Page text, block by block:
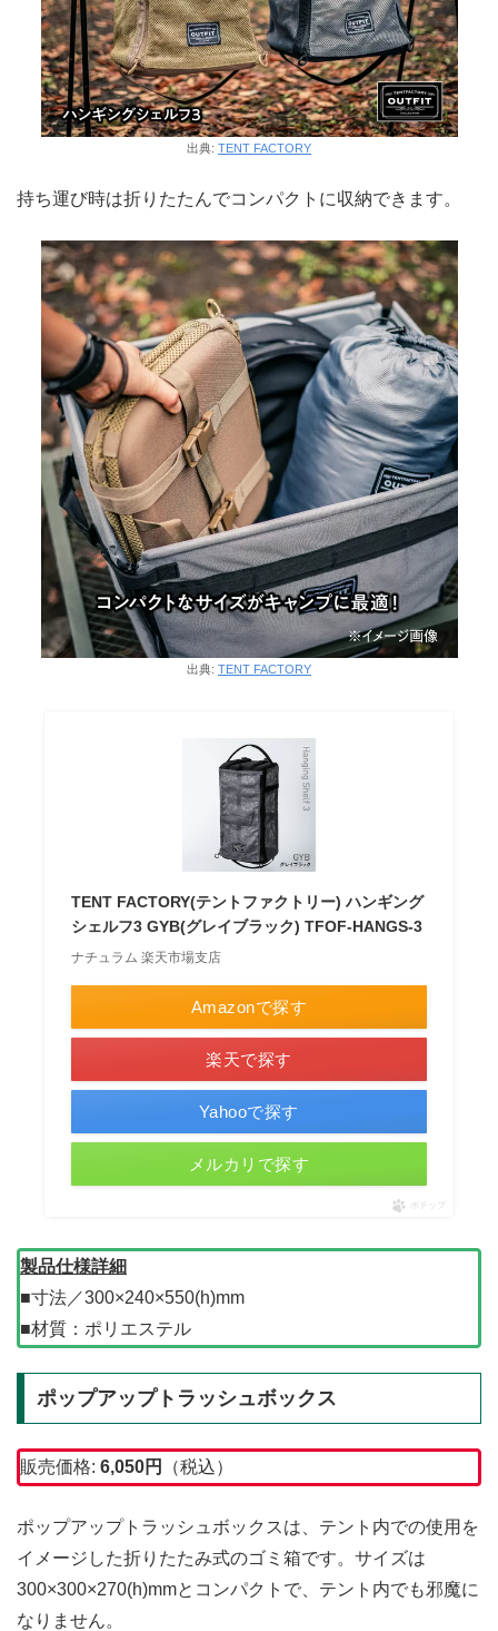
出典: TENT FACTORY
持ち運び時は折りたたんでコンパクトに収納できます。
出典: TENT FACTORY
TENT FACTORY(テントファクトリー) ハンギング
シェルフ3 GYB(グレイブラック) TFOF-HANGS-3
ナチュラム 楽天市場支店
Amazonで探す
楽天で探す
Yahooで探す
メルカリで探す
ポチップ
製品仕様詳細
■寸法／300×240×550(h)mm
■材質：ポリエステル
ポップアップトラッシュボックス
販売価格: 6,050円 （税込）
ポップアップトラッシュボックスは、テント内での使用を
イメージした折りたたみ式のゴミ箱です。サイズは
300×300×270(h)mmとコンパクトで、テント内でも邪魔に
なりません。